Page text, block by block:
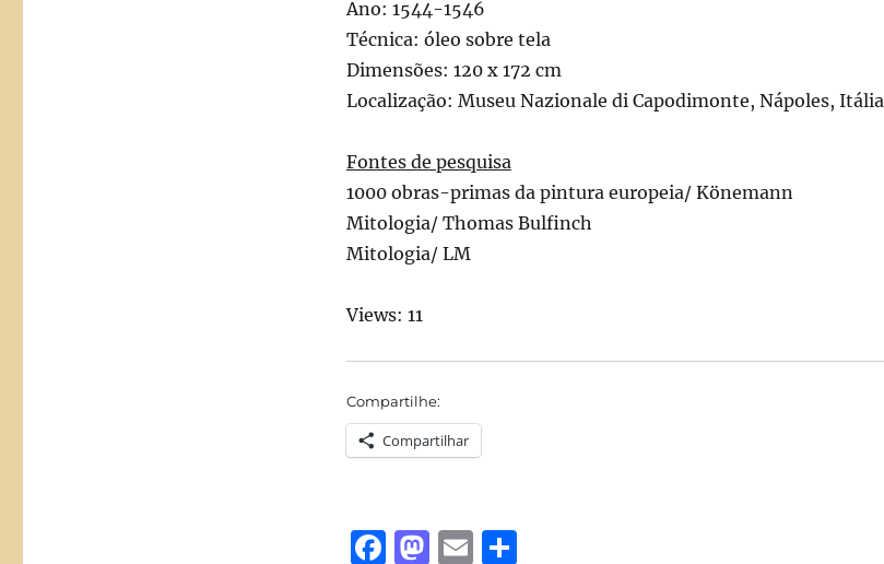
Ano: 1544-1546
Técnica: óleo sobre tela
Dimensões: 120 x 172 cm
Localização: Museu Nazionale di Capodimonte, Nápoles, Itália
Fontes de pesquisa
1000 obras-primas da pintura europeia/ Könemann
Mitologia/ Thomas Bulfinch
Mitologia/ LM
Views: 11
Compartilhe:
Compartilhar
F M E S